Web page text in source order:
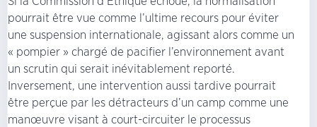
pourrait être vue comme l’ultime recours pour éviter
une suspension internationale, agissant alors comme un
« pompier » chargé de pacifier l’environnement avant
un scrutin qui serait inévitablement reporté.
Inversement, une intervention aussi tardive pourrait
être perçue par les détracteurs d’un camp comme une
manœuvre visant à court-circuiter le processus